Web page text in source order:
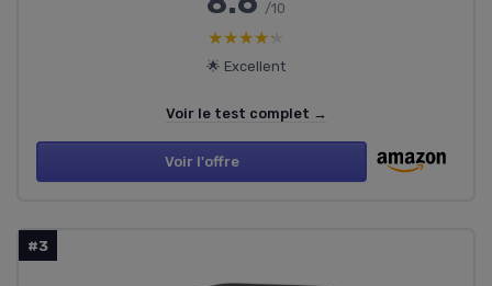
/10
★★★★★
★★★★★
🌟 Excellent
Voir le test complet →
Voir l'offre
#3